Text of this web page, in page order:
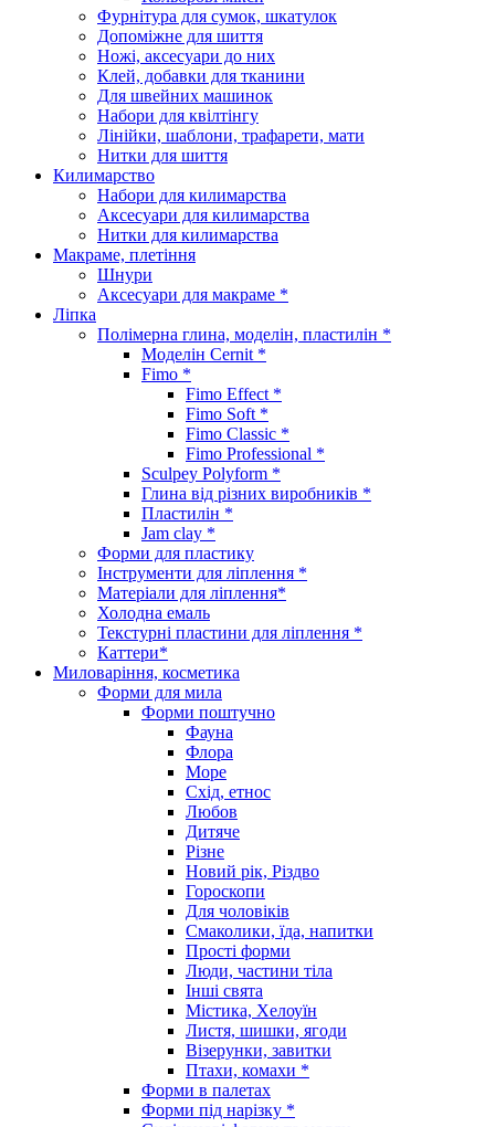
Фурнітура для сумок, шкатулок
Допоміжне для шиття
Ножі, аксесуари до них
Клей, добавки для тканини
Для швейних машинок
Набори для квілтінгу
Лінійки, шаблони, трафарети, мати
Нитки для шиття
Килимарство
Набори для килимарства
Аксесуари для килимарства
Нитки для килимарства
Макраме, плетіння
Шнури
Аксесуари для макраме *
Ліпка
Полімерна глина, моделін, пластилін *
Моделін Cernit *
Fimo *
Fimo Effect *
Fimo Soft *
Fimo Classic *
Fimo Professional *
Sculpey Polyform *
Глина від різних виробників *
Пластилін *
Jam clay *
Форми для пластику
Інструменти для ліплення *
Матеріали для ліплення*
Холодна емаль
Текстурні пластини для ліплення *
Каттери*
Миловаріння, косметика
Форми для мила
Форми поштучно
Фауна
Флора
Море
Схід, етнос
Любов
Дитяче
Різне
Новий рік, Різдво
Гороскопи
Для чоловіків
Смаколики, їда, напитки
Прості форми
Люди, частини тіла
Інші свята
Містика, Хелоуїн
Листя, шишки, ягоди
Візерунки, завитки
Птахи, комахи *
Форми в палетах
Форми під нарізку *